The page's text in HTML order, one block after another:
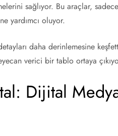
sağlıyor. Bu araçlar,
yardımcı oluyor.
daha derinlemesine
verici bir tablo ortaya
Dijital